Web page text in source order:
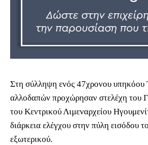
Στη σύλληψη ενός 47χρονου υπηκόου
αλλοδαπών προχώρησαν στελέχη του
του Κεντρικού Λιμεναρχείου
διάρκεια ελέγχου στην πύλη εισόδου
εξωτερικού.